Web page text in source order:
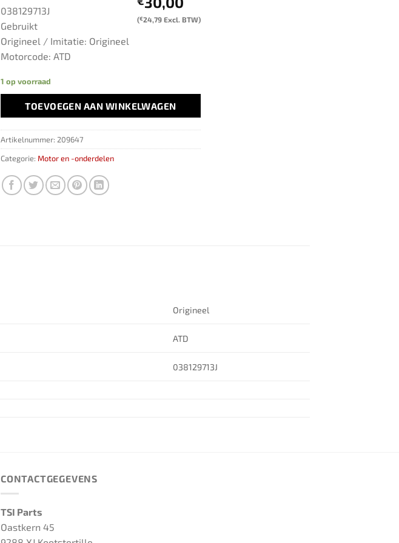
(€24,79 Excl. BTW)
038129713J
Gebruikt
Origineel / Imitatie: Origineel
Motorcode: ATD
1 op voorraad
TOEVOEGEN AAN WINKELWAGEN
Artikelnummer: 209647
Categorie: Motor en -onderdelen
Origineel
ATD
038129713J
CONTACTGEGEVENS
TSI Parts
Oastkern 45